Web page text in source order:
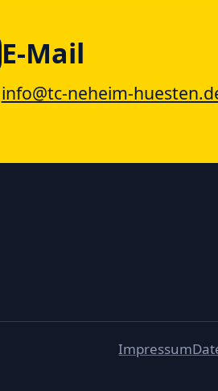
E-Mail
info@tc-neheim-
Impressum